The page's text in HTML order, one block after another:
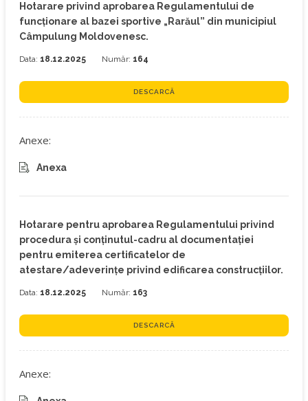
Hotarare privind aprobarea Regulamentului de
funcționare al bazei sportive „Rarăul” din municipiul
Câmpulung Moldovenesc.
Data: 18.12.2025 Număr: 164
DESCARCĂ
Anexe:
Anexa
Hotarare pentru aprobarea Regulamentului privind
procedura și conținutul-cadru al documentației
pentru emiterea certificatelor de
atestare/adeverințe privind edificarea construcțiilor.
Data: 18.12.2025 Număr: 163
DESCARCĂ
Anexe: